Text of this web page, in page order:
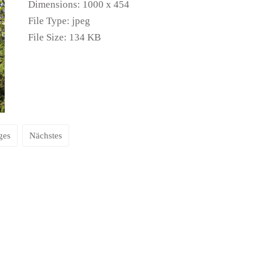
Dimensions: 1000 x 454
File Type: jpeg
File Size: 134 KB
Nächstes